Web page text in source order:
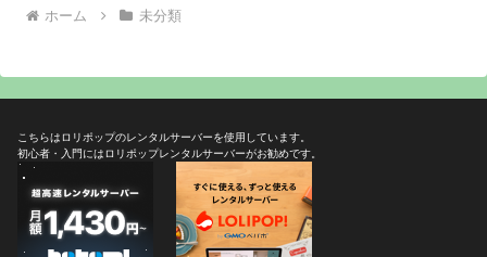
ホーム 未分類
こちらはロリポップのレンタルサーバーを使用しています。
初心者・入門にはロリポップレンタルサーバーがお勧めです。